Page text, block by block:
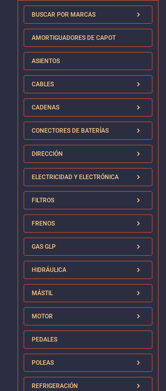
BUSCAR POR MARCAS
AMORTIGUADORES DE CAPOT
ASIENTOS
CABLES
CADENAS
CONECTORES DE BATERÍAS
DIRECCIÓN
ELECTRICIDAD Y ELECTRÓNICA
FILTROS
FRENOS
GAS GLP
HIDRÁULICA
MÁSTIL
MOTOR
PEDALES
POLEAS
REFRIGERACIÓN